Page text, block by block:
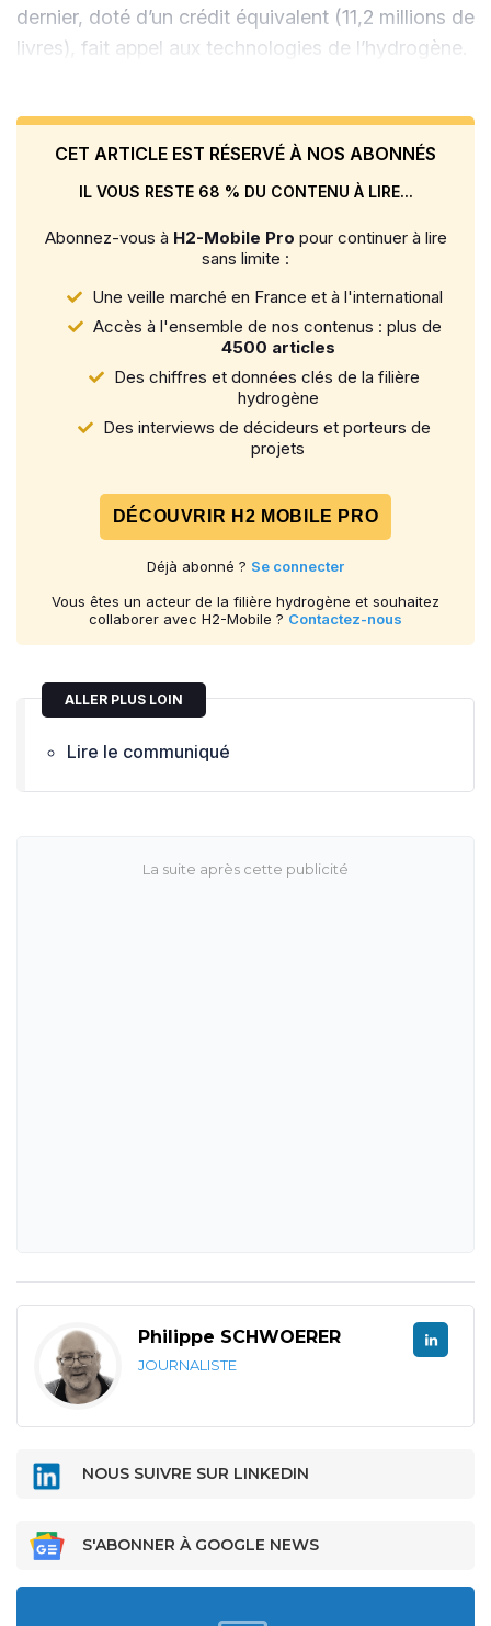
dernier, doté d’un crédit équivalent (11,2 millions de
livres), fait appel aux technologies de l’hydrogène.
CET ARTICLE EST RÉSERVÉ À NOS ABONNÉS
IL VOUS RESTE 68 % DU CONTENU À LIRE...
Abonnez-vous à H2-Mobile Pro pour continuer à lire
sans limite :
Une veille marché en France et à l'international
Accès à l'ensemble de nos contenus : plus de
4500 articles
Des chiffres et données clés de la filière
hydrogène
Des interviews de décideurs et porteurs de
projets
DÉCOUVRIR H2 MOBILE PRO
Déjà abonné ? Se connecter
Vous êtes un acteur de la filière hydrogène et souhaitez
collaborer avec H2-Mobile ? Contactez-nous
ALLER PLUS LOIN
Lire le communiqué
Philippe SCHWOERER
JOURNALISTE
NOUS SUIVRE SUR LINKEDIN
S'ABONNER À GOOGLE NEWS